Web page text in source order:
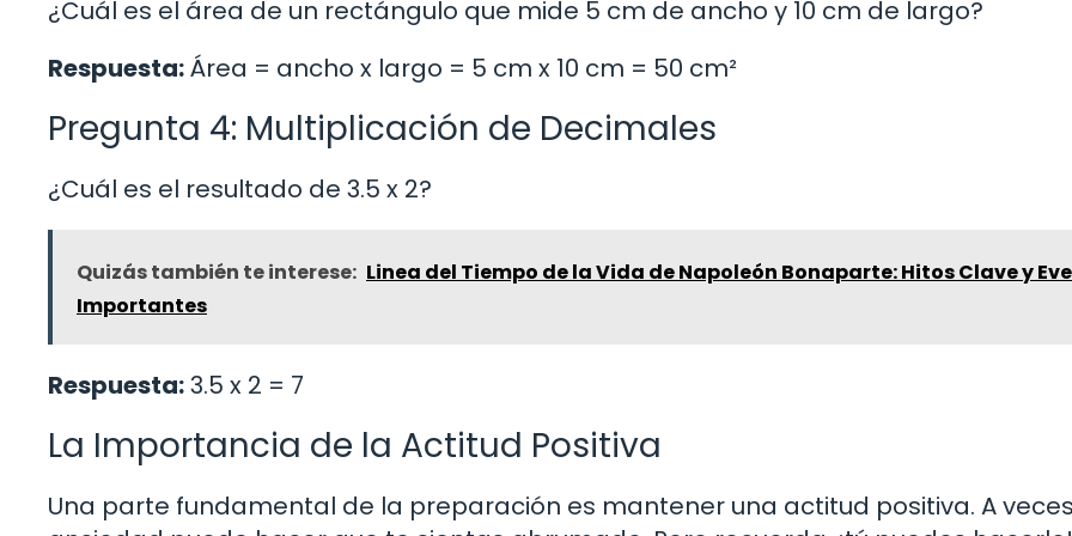
¿Cuál es el área de un rectángulo que mide 5 cm de ancho y 10 cm de largo?
Respuesta:Área = ancho x largo = 5 cm x 10 cm = 50 cm²
Pregunta 4: Multiplicación de Decimales
¿Cuál es el resultado de 3.5 x 2?
Quizás también te interese: Linea del Tiempo de la Vida de Napoleón Bonaparte: Hitos Clave y
Importantes
Respuesta:3.5 x 2 = 7
La Importancia de la Actitud Positiva
Una parte fundamental de la preparación es mantener una actitud positiva. A